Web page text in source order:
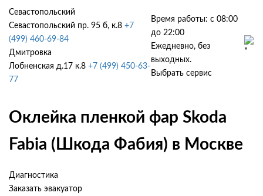
Севастопольский
Севастопольский пр. 95 б, к.8 +7
(499) 460-69-84
Дмитровка
Лобненская д.17 к.8 +7 (499) 450-63-
77
Время работы: с 08:00
до 22:00
Ежедневно, без
выходных.
Выбрать сервис
Оклейка пленкой фар Skoda
Fabia (Шкода Фабия) в Москве
Диагностика
Заказать эвакуатор